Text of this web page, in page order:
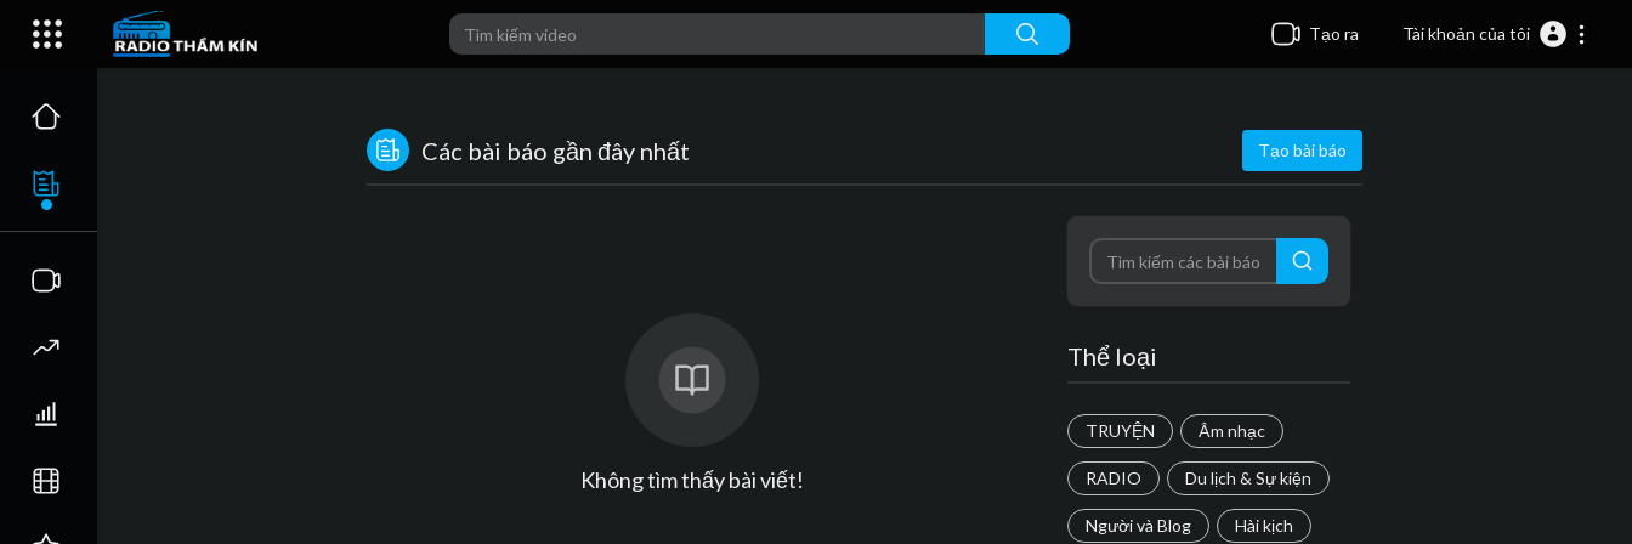
Tạo ra Tài khoản của tôi
Các bài báo gần đây nhất Tạo bài báo
Không tìm thấy bài viết!
Thể loại
TRUYỆN Âm nhạc
RADIO Du lịch & Sự kiện
Người và Blog Hài kịch